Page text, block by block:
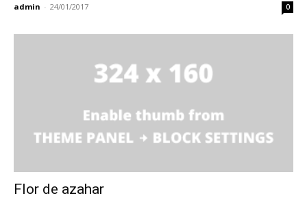
admin - 24/01/2017 0
Flor de azahar